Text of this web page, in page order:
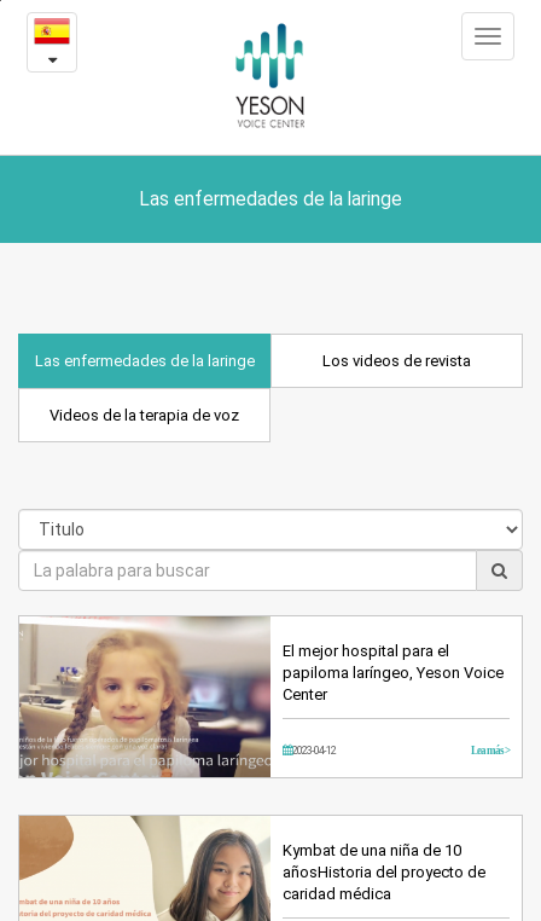
Las
enfermedades
la
y
videos
de
revista
Toggle
Las enfermedades de la laringe
Las enfermedades de la laringe Los videos de revista
Videos de la terapia de voz
El mejor hospital para el
papiloma laríngeo, Yeson Voice
Center
2023-04-12 Lea más >
Kymbat de una niña de 10
añosHistoria del proyecto de
caridad médica